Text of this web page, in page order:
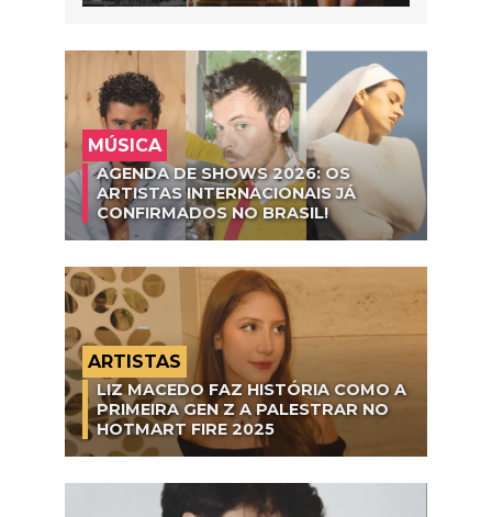
MÚSICA
AGENDA DE SHOWS 2026: OS
ARTISTAS INTERNACIONAIS JÁ
CONFIRMADOS NO BRASIL!
ARTISTAS
LIZ MACEDO FAZ HISTÓRIA COMO A
PRIMEIRA GEN Z A PALESTRAR NO
HOTMART FIRE 2025